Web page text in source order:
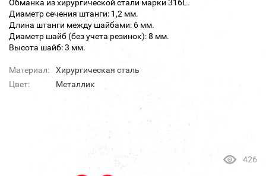
Обманка из хирургической стали марки 316L.
Диаметр сечения штанги: 1,2 мм.
Длина штанги между шайбами: 6 мм.
Диаметр шайб (без учета резинок): 8 мм.
Высота шайб: 3 мм.
Материал:
Хирургическая сталь
Цвет:
Металлик
426